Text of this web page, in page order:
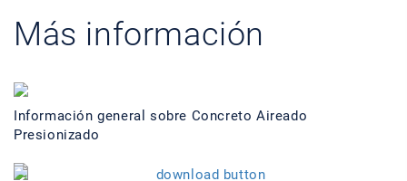
Más información
Información general sobre Concreto Aireado
Presionizado